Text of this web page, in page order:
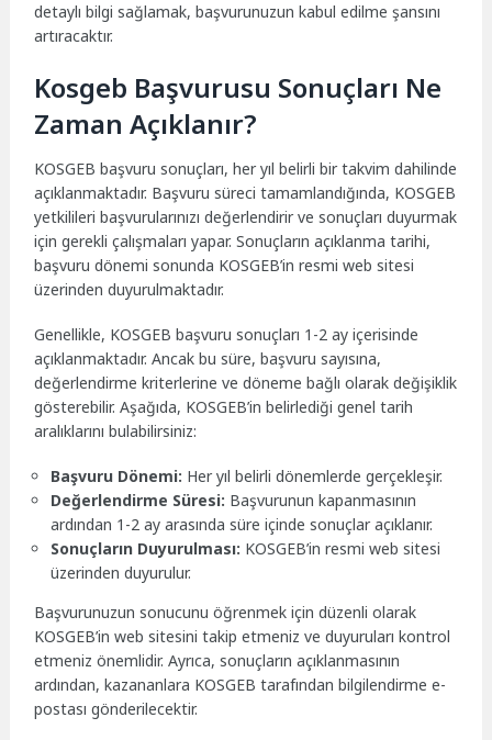
detaylı bilgi sağlamak, başvurunuzun kabul edilme şansını
artıracaktır.
Kosgeb Başvurusu Sonuçları Ne
Zaman Açıklanır?
KOSGEB başvuru sonuçları, her yıl belirli bir takvim dahilinde
açıklanmaktadır. Başvuru süreci tamamlandığında, KOSGEB
yetkilileri başvurularınızı değerlendirir ve sonuçları duyurmak
için gerekli çalışmaları yapar. Sonuçların açıklanma tarihi,
başvuru dönemi sonunda KOSGEB’in resmi web sitesi
üzerinden duyurulmaktadır.
Genellikle, KOSGEB başvuru sonuçları 1-2 ay içerisinde
açıklanmaktadır. Ancak bu süre, başvuru sayısına,
değerlendirme kriterlerine ve döneme bağlı olarak değişiklik
gösterebilir. Aşağıda, KOSGEB’in belirlediği genel tarih
aralıklarını bulabilirsiniz:
Başvuru Dönemi: Her yıl belirli dönemlerde gerçekleşir.
Değerlendirme Süresi: Başvurunun kapanmasının
ardından 1-2 ay arasında süre içinde sonuçlar açıklanır.
Sonuçların Duyurulması: KOSGEB’in resmi web sitesi
üzerinden duyurulur.
Başvurunuzun sonucunu öğrenmek için düzenli olarak
KOSGEB’in web sitesini takip etmeniz ve duyuruları kontrol
etmeniz önemlidir. Ayrıca, sonuçların açıklanmasının
ardından, kazananlara KOSGEB tarafından bilgilendirme e-
postası gönderilecektir.